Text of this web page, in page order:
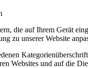
die auf Ihrem Gerät
zu unserer Website
Websites und auf die